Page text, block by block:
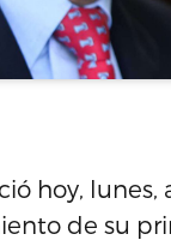
hoy, lunes,
de su